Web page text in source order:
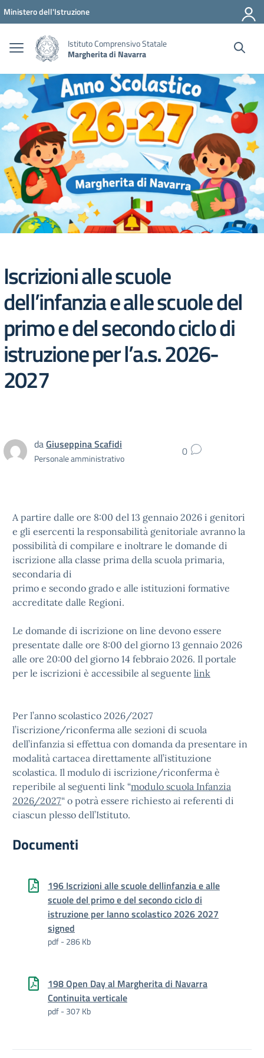
Vai ai contenuti
Vai al menu di navigazione
Vai al footer
Ministero dell'Istruzione
Istituto Comprensivo Statale
Margherita di Navarra
Iscrizioni alle scuole
dell’infanzia e alle scuole del
primo e del secondo ciclo di
istruzione per l’a.s. 2026-
2027
daGiuseppina Scafidi
Personale amministrativo 0
A partire dalle ore 8:00 del 13 gennaio 2026 i genitori
e gli esercenti la responsabilità genitoriale avranno la
possibilità di compilare e inoltrare le domande di
iscrizione alla classe prima della scuola primaria,
secondaria di
primo e secondo grado e alle istituzioni formative
accreditate dalle Regioni.
Le domande di iscrizione on line devono essere
presentate dalle ore 8:00 del giorno 13 gennaio 2026
alle ore 20:00 del giorno 14 febbraio 2026. Il portale
per le iscrizioni è accessibile al seguente link
Per l’anno scolastico 2026/2027
l’iscrizione/riconferma alle sezioni di scuola
dell’infanzia si effettua con domanda da presentare in
modalità cartacea direttamente all’istituzione
scolastica. Il modulo di iscrizione/riconferma è
reperibile al seguenti link “modulo scuola Infanzia
2026/2027“ o potrà essere richiesto ai referenti di
ciascun plesso dell’Istituto.
Documenti
196 Iscrizioni alle scuole dellinfanzia e alle
scuole del primo e del secondo ciclo di
istruzione per lanno scolastico 2026 2027
signed
pdf - 286 Kb
198 Open Day al Margherita di Navarra
Continuita verticale
pdf - 307 Kb